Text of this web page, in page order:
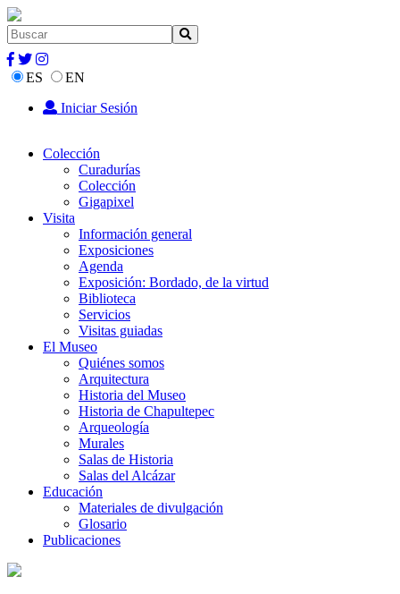
ES
EN
Iniciar Sesión
Colección
Curadurías
Colección
Gigapixel
Visita
Información general
Exposiciones
Agenda
Exposición: Bordado, de la virtud
Biblioteca
Servicios
Visitas guiadas
El Museo
Quiénes somos
Arquitectura
Historia del Museo
Historia de Chapultepec
Arqueología
Murales
Salas de Historia
Salas del Alcázar
Educación
Materiales de divulgación
Glosario
Publicaciones